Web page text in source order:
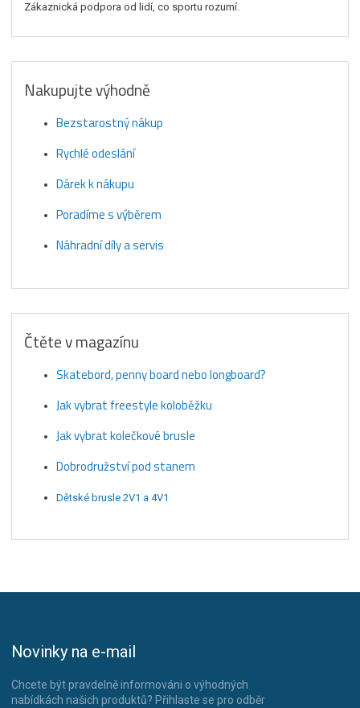
Zákaznická podpora od lidí, co sportu rozumí.
Nakupujte výhodně
Bezstarostný nákup
Rychlé odeslání
Dárek k nákupu
Poradíme s výběrem
Náhradní díly a servis
Čtěte v magazínu
Skatebord, penny board nebo longboard?
Jak vybrat freestyle koloběžku
Jak vybrat kolečkové brusle
Dobrodružství pod stanem
Dětské brusle 2V1 a 4V1
Novinky na e-mail
Chcete být pravdelně informováni o výhodných
nabídkách našich produktů? Přihlaste se pro odběr